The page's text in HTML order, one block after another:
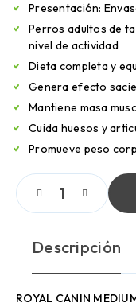
Presentación:
Perros adultos de
nivel de actividad
Dieta completa y
Genera efecto
Mantiene masa
Cuida huesos y
Promueve peso
Descripción
ROYAL CANIN